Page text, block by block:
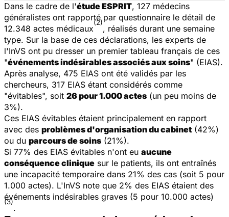
Dans le cadre de l'étude ESPRIT, 127 médecins
généralistes ont rapporté par questionnaire le détail de
12.348 actes médicaux
(2)
, réalisés durant une semaine
type. Sur la base de ces déclarations, les experts de
l'InVS ont pu dresser un premier tableau français de ces
"événements indésirables associés aux soins" (EIAS).
Après analyse, 475 EIAS ont été validés par les
chercheurs, 317 EIAS étant considérés comme
"évitables", soit 26 pour 1.000 actes (un peu moins de
3%).
Ces EIAS évitables étaient principalement en rapport
avec des problèmes d'organisation du cabinet (42%)
ou du parcours de soins (21%).
Si 77% des EIAS évitables n'ont eu aucune
conséquence clinique sur le patients, ils ont entraînés
une incapacité temporaire dans 21% des cas (soit 5 pour
1.000 actes). L'InVS note que 2% des EIAS étaient des
événements indésirables graves (5 pour 10.000 actes)
(3)
.